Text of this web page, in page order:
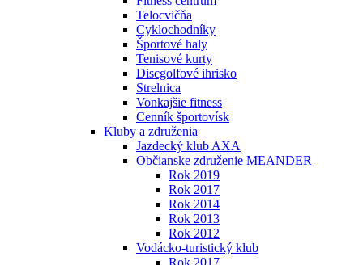
Telocvičňa
Cyklochodníky
Športové haly
Tenisové kurty
Discgolfové ihrisko
Strelnica
Vonkajšie fitness
Cenník športovísk
Kluby a združenia
Jazdecký klub AXA
Občianske združenie MEANDER
Rok 2019
Rok 2017
Rok 2014
Rok 2013
Rok 2012
Vodácko-turistický klub
Rok 2017